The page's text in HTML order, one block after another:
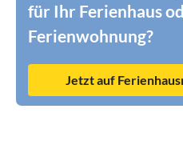
für Ihr Ferienhaus
Ferienwohnung?
Jetzt auf